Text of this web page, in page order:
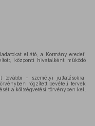
ellátó, a Kormány eredeti
központi hivatalként működő
– személyi juttatásokra,
rögzített bevételi tervek
a költségvetési törvényben kell